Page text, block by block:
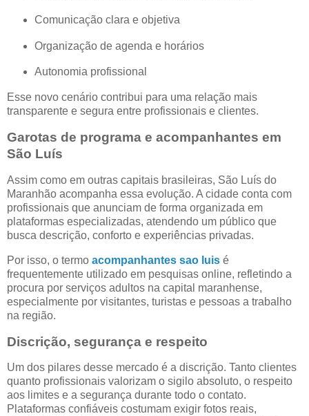
Comunicação clara e objetiva
Organização de agenda e horários
Autonomia profissional
Esse novo cenário contribui para uma relação mais
transparente e segura entre profissionais e clientes.
Garotas de programa e acompanhantes em
São Luís
Assim como em outras capitais brasileiras, São Luís do
Maranhão acompanha essa evolução. A cidade conta com
profissionais que anunciam de forma organizada em
plataformas especializadas, atendendo um público que
busca descrição, conforto e experiências privadas.
Por isso, o termo acompanhantes sao luis é
frequentemente utilizado em pesquisas online, refletindo a
procura por serviços adultos na capital maranhense,
especialmente por visitantes, turistas e pessoas a trabalho
na região.
Discrição, segurança e respeito
Um dos pilares desse mercado é a discrição. Tanto clientes
quanto profissionais valorizam o sigilo absoluto, o respeito
aos limites e a segurança durante todo o contato.
Plataformas confiáveis costumam exigir fotos reais,